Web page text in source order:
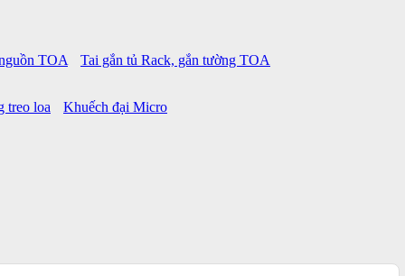
TOA
Tai gắn tủ Rack, gắn tường TOA
treo loa
Khuếch đại Micro